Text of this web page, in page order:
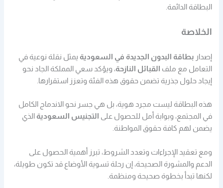
البطاقة الدائمة.
الخلاصة
إصدار بطاقة البدون الجديدة في السعودية يمثل نقلة نوعية في
التعامل مع ملف
القبائل النازحة، ويؤكد سعي المملكة الجاد نحو
إيجاد حلول جذرية تضمن حقوق هذه الفئة وتعزز استقرارها.
هذه البطاقة ليست مجرد هوية، بل هي جسر نحو الاندماج الكامل
في المجتمع، وبوابة أمل للحصول على التجنيس السعودية الذي
يضمن لهم كافة حقوق المواطنة.
ومع تعقيد الإجراءات وتعدد الشروط، تبرز أهمية الحصول على
الدعم والمشورة الصحيحة، إن رحلة تسوية الأوضاع قد تكون طويلة،
لكنها تبدأ بخطوة صحيحة ومنظمة.